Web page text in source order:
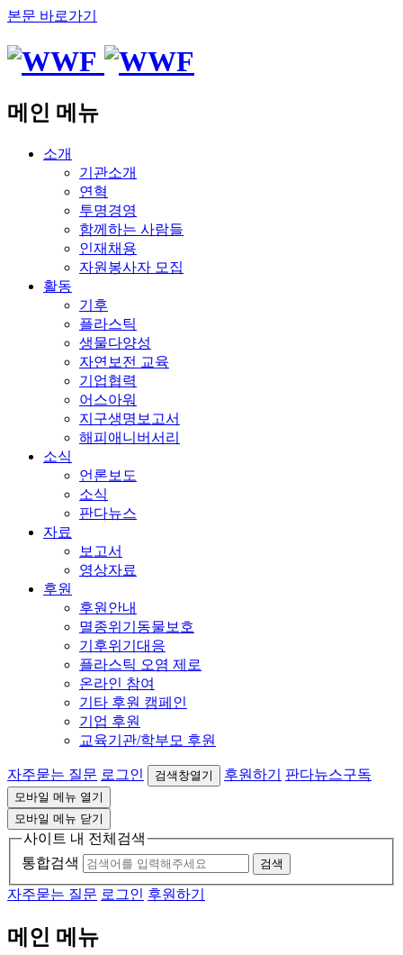
본문 바로가기
메인 메뉴
소개
기관소개
연혁
투명경영
함께하는 사람들
인재채용
자원봉사자 모집
활동
기후
플라스틱
생물다양성
자연보전 교육
기업협력
어스아워
지구생명보고서
해피애니버서리
소식
언론보도
소식
판다뉴스
자료
보고서
영상자료
후원
후원안내
멸종위기동물보호
기후위기대응
플라스틱 오염 제로
온라인 참여
기타 후원 캠페인
기업 후원
교육기관/학부모 후원
자주묻는 질문 로그인 검색창열기 후원하기 판다뉴스구독
모바일 메뉴 열기
모바일 메뉴 닫기
사이트 내 전체검색
통합검색
검색
자주묻는 질문 로그인 후원하기
메인 메뉴